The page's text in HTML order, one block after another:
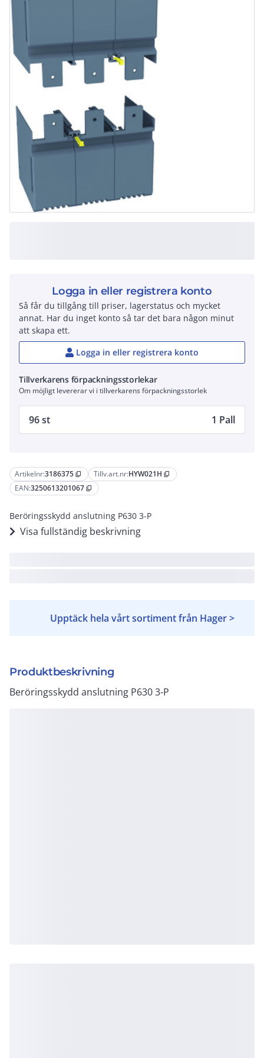
Artikelnr:3186375 content_copy Tillv.art.nr:HYW021H content_copy
EAN:3250613201067 content_copy
Beröringsskydd anslutning P630 3-P
Visa fullständig beskrivning
Upptäck hela vårt sortiment från Hager >
Produktbeskrivning
Beröringsskydd anslutning P630 3-P
Logga in eller registrera konto
Så får du tillgång till priser, lagerstatus och mycket
annat. Har du inget konto så tar det bara någon minut
att skapa ett.
Logga in eller registrera konto
Tillverkarens förpackningsstorlekar
Om möjligt levererar vi i tillverkarens förpackningsstorlek
96 st 1 Pall